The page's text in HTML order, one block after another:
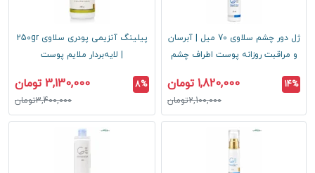
ژل دور چشم سلاوی 70 میل | آبرسان
و مراقبت روزانه پوست اطراف چشم
14% 1,820,000 تومان
2,100,000تومان
پیلینگ آنزیمی پودری سلاوی 250gr
| لایه‌بردار ملایم پوست
8% 3,130,000 تومان
3,400,000تومان